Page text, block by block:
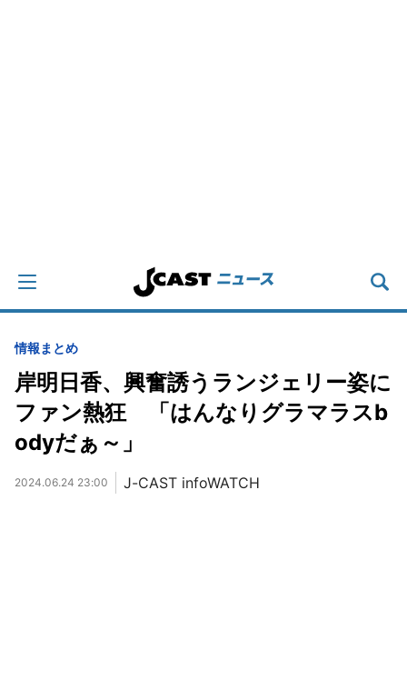
情報まとめ
岸明日香、興奮誘うランジェリー姿に
ファン熱狂 「はんなりグラマラスb
odyだぁ～」
2024.06.24 23:00 J-CAST infoWATCH